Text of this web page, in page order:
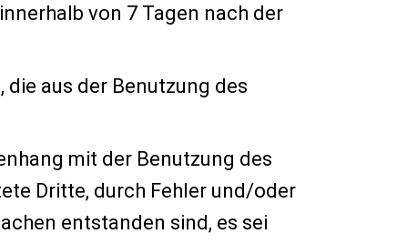
von 7 Tagen nach der
aus der Benutzung des
mit der Benutzung des
Dritte, durch Fehler und/oder
entstanden sind, es sei